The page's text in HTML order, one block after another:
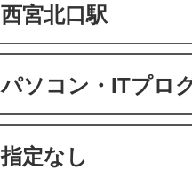
駅・路線か
通信講座を
西宮北口駅
パソコン・ITプログラミ
指定なし